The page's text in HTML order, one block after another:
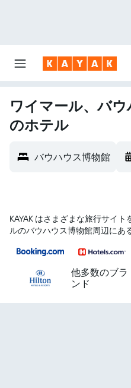
ワイマール、バ
のホテル
バウハウス博物館
KAYAK はさまざまな旅行サイ
ル​のバウハウス博物館​周辺にあ
他多数のブラ
ンド